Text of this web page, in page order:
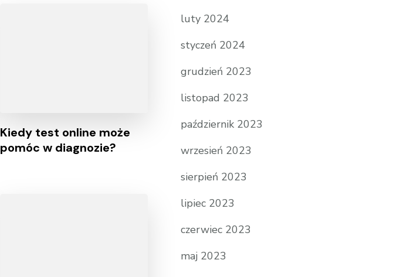
Kiedy test online może
pomóc w diagnozie?
luty 2024
styczeń 2024
grudzień 2023
listopad 2023
październik 2023
wrzesień 2023
sierpień 2023
lipiec 2023
czerwiec 2023
maj 2023